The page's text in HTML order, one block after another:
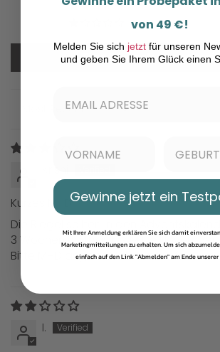
Eine Bewertung
Kurzes MHD
Die Riegel sollten in den
3 Wochen haltbar, bis Mitte November.
Bitte MHD angeben, das wäre fair!
I.
von 49 €!
Melden Sie sich jetzt für unseren
und geben Sie Ihrem Glück einen
Gewinne jetzt ein
Mit Ihrer Anmeldung erklären Sie sich damit
Marketingmitteilungen zu erhalten. Um sich
einfach auf den Link "Abmelden" am Ende